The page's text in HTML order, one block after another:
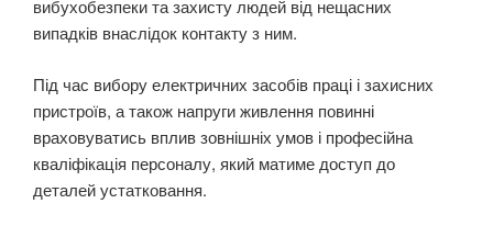
вибухобезпеки та захисту людей від нещасних
випадків внаслідок контакту з ним.
Під час вибору електричних засобів праці і захисних
пристроїв, а також напруги живлення повинні
враховуватись вплив зовнішніх умов і професійна
кваліфікація персоналу, який матиме доступ до
деталей устатковання.